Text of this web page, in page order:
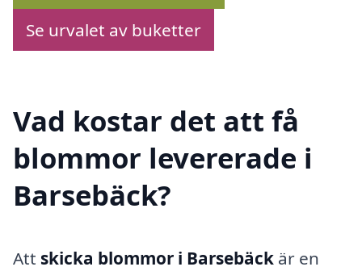
Se urvalet av buketter
Vad kostar det att få
blommor levererade i
Barsebäck?
Att skicka blommor i Barsebäck är en